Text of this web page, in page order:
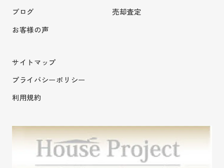
ブログ
お客様の声
売却査定
サイトマップ
プライバシーポリシー
利用規約